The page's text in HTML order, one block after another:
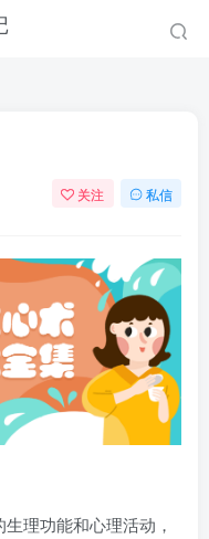
关注 私信
理功能和心理活动，